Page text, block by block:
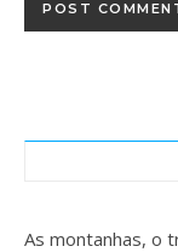
As montanhas, o